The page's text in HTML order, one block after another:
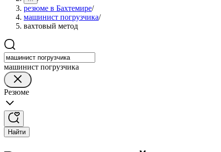
резюме в Бахтемире/
машинист погрузчика/
вахтовый метод
машинист погрузчика
Резюме
Найти